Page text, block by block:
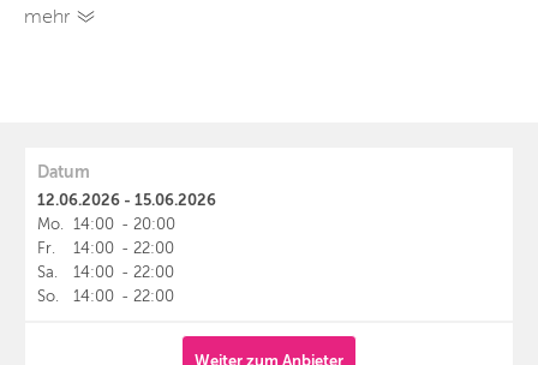
mehr
Datum
12.06.2026 - 15.06.2026
Mo. 14:00 - 20:00
Fr.
14:00 - 22:00
Sa.
14:00 - 22:00
So.
14:00 - 22:00
Weiter zum Anbieter